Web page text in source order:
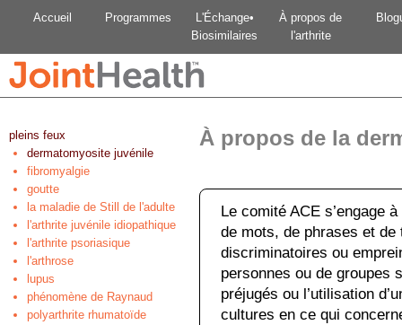
Accueil Programmes
L'Échange•
Biosimilaires
À propos de
l'arthrite
pleins feux
dermatomyosite juvénile
fibromyalgie
goutte
la maladie de Still de l'adulte
l'arthrite juvénile idiopathique
l'arthrite psoriasique
l'arthrose
lupus
phénomène de Raynaud
polyarthrite rhumatoïde
À propos de la
Le comité ACE s’engage
de mots, de phrases et
discriminatoires ou
personnes ou de groupes
préjugés ou l’utilisation
cultures en ce qui